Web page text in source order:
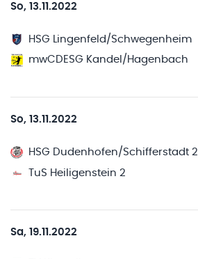
So, 13.11.2022
HSG Lingenfeld/Schwegenheim
mwCDESG Kandel/Hagenbach
So, 13.11.2022
HSG Dudenhofen/Schifferstadt 2
TuS Heiligenstein 2
Sa, 19.11.2022